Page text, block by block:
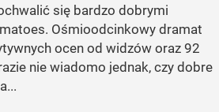
się bardzo dobrymi
Ośmioodcinkowy dramat
ocen od widzów oraz 92
nie wiadomo jednak, czy dobre